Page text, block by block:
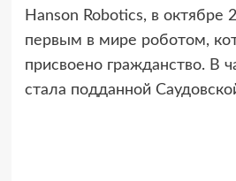
Hanson Robotics, в октябре
первым в мире роботом,
присвоено гражданство. В
стала подданной